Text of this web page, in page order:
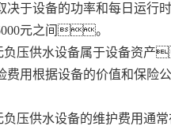
于设备的功率和每日运
元之间。
压供水设备属于设备资产
用根据设备的价值和保险
供水设备的维护费用通